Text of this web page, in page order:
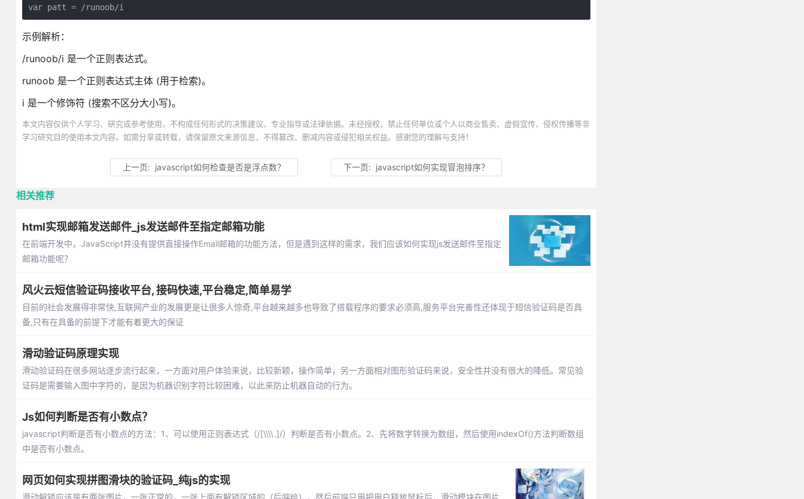
var patt = /runoob/i
示例解析：
/runoob/i 是一个正则表达式。
runoob 是一个正则表达式主体 (用于检索)。
i 是一个修饰符 (搜索不区分大小写)。
本文内容仅供个人学习、研究或参考使用，不构成任何形式的决策建议、专业指导或法律依据。未经授权，禁止任何单位或个人以商业售卖、虚假宣传、侵权传播等非
学习研究目的使用本文内容。如需分享或转载，请保留原文来源信息，不得篡改、删减内容或侵犯相关权益。感谢您的理解与支持！
上一页: javascript如何检查是否是浮点数？ 下一页: javascript如何实现冒泡排序？
相关推荐
html实现邮箱发送邮件_js发送邮件至指定邮箱功能
在前端开发中，JavaScript并没有提供直接操作Email邮箱的功能方法，但是遇到这样的需求，我们应该如何实现js发送邮件至指定
邮箱功能呢？
风火云短信验证码接收平台, 接码快速,平台稳定,简单易学
目前的社会发展得非常快,互联网产业的发展更是让很多人惊奇,平台越来越多也导致了搭载程序的要求必须高,服务平台完善性还体现于短信验证码是否具
备,只有在具备的前提下才能有着更大的保证
滑动验证码原理实现
滑动验证码在很多网站逐步流行起来，一方面对用户体验来说，比较新颖，操作简单，另一方面相对图形验证码来说，安全性并没有很大的降低。常见验
证码是需要输入图中字符的，是因为机器识别字符比较困难，以此来防止机器自动的行为。
Js如何判断是否有小数点？
javascript判断是否有小数点的方法：1、可以使用正则表达式（/[\\\\.]/）判断是否有小数点。2、先将数字转换为数组，然后使用indexOf()方法判断数组
中是否有小数点。
网页如何实现拼图滑块的验证码_纯js的实现
滑动解锁应该是有两张图片，一张正常的，一张上面有解锁区域的（后端给），然后前端只用把用户释放鼠标后，滑动模块在图片